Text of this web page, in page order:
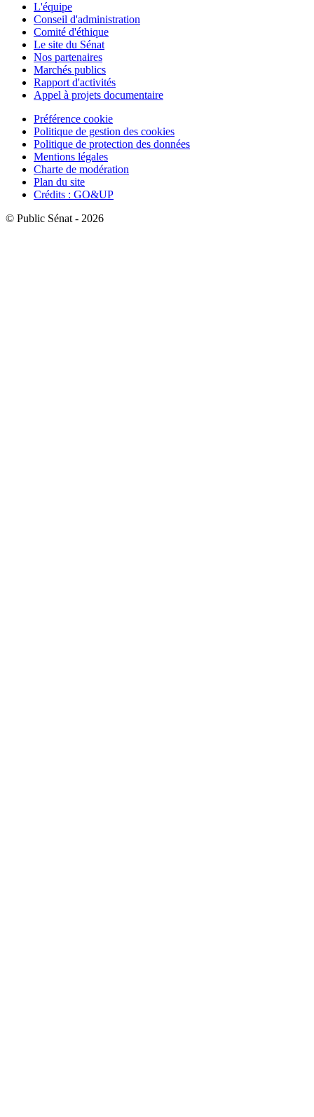
L'équipe
Conseil d'administration
Comité d'éthique
Le site du Sénat
Nos partenaires
Marchés publics
Rapport d'activités
Appel à projets documentaire
Préférence cookie
Politique de gestion des cookies
Politique de protection des données
Mentions légales
Charte de modération
Plan du site
Crédits : GO&UP
© Public Sénat - 2026